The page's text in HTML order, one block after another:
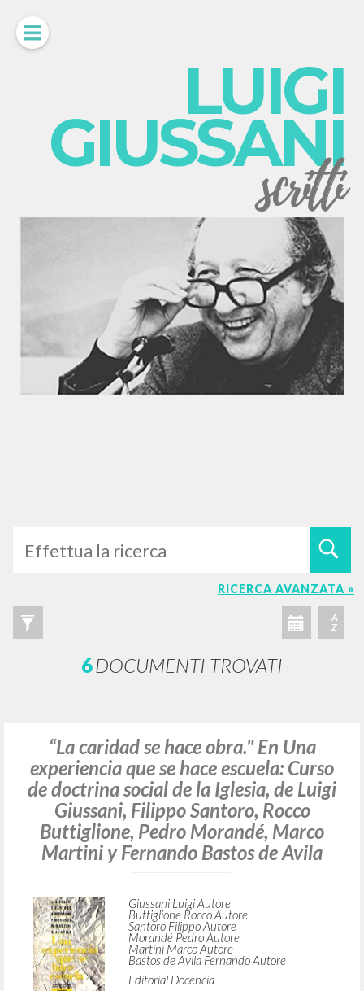
LUIGI
GIUSSANI
scritti
RICERCA AVANZATA »
A
Z
6DOCUMENTI TROVATI
“La caridad se hace obra." En Una
experiencia que se hace escuela: Curso
de doctrina social de la Iglesia, de Luigi
Giussani, Filippo Santoro, Rocco
Buttiglione, Pedro Morandé, Marco
Martini y Fernando Bastos de Avila
Giussani Luigi Autore
Buttiglione Rocco Autore
Santoro Filippo Autore
Morandé Pedro Autore
Martini Marco Autore
Bastos de Avila Fernando Autore
Editorial Docencia